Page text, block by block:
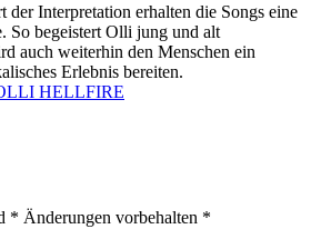
der Interpretation erhalten die Songs eine
So begeistert Olli jung und alt
auch weiterhin den Menschen ein
Erlebnis bereiten.
HELLFIRE
* Änderungen vorbehalten *